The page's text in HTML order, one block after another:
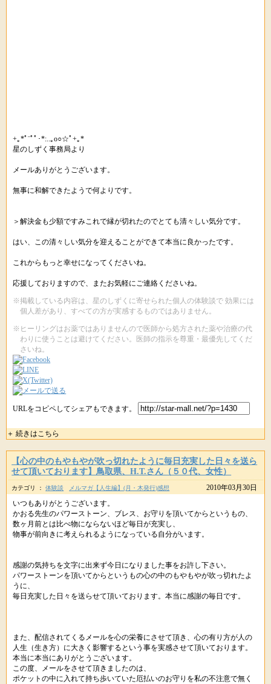
+｡*ﾟ¨ﾟﾟ･*:..｡o○☆ﾟ+｡*
星のしずく事務局より
メールありがとうございます。
無事に和解できたようで何よりです。
＞解決金も少額ですみこれで縁が切れたのでとても清々しい気分です。
はい、この清々しい気分を迎えることができて本当に良かったです。
これからもっと幸せになってくださいね。
応援しておりますので、またお気軽にご連絡くださいね。
※掲載している内容は、星のしずくに寄せられた個人の体験談で 効果には
個人差があり、すべての方が実感するものではありません。
※ヒーリングはお薬ではありませんので医師から処方された薬や治療の代
わりに使うことは避けてください。医師の指示を尊重・最優先してくだ
さいね。
URLをコピペしてシェアもできます。
＋ 続きはこちら
【心の中のもやもやが吹っ切れたように毎日充実した日々を送ら
せて頂いております】鳥取県、H.T.さん（５０代、女性）
カテゴリ ：体験談 メルマガ【人生編】(月・木発行)感想
2010年03月30日
いつもありがとうございます。
かおる先生のパワーストーン、ブレス、お守りを頂いてからというもの、
数ヶ月前とは比べ物にならないほど毎日が充実し、
物事が前向きに考えられるようになっている自分がいます。
感謝の気持ちを文字に出来ず今日になりました事をお許し下さい。
パワーストーンを頂いてからというもの心の中のもやもやが吹っ切れたよ
うに、
毎日充実した日々を送らせて頂いております。本当に感謝の毎日です。
また、配信されてくるメールを心の栄養にさせて頂き、心の有り方が人の
人生（生き方）に大きく影響するという事を実感させて頂いております。
本当に本当にありがとうございます。
この度、メールをさせて頂きましたのは、
ポケットの中に入れて持ち歩いていた厄払いのお守りを私の不注意で無く